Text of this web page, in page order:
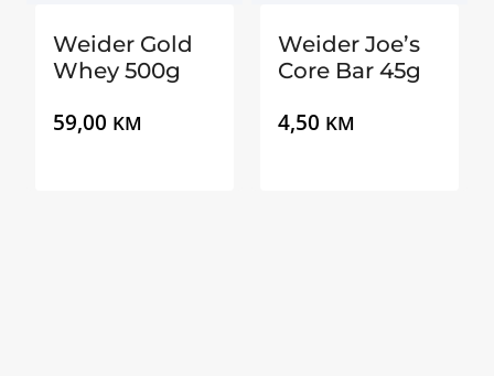
Weider Gold
Whey 500g
59,00 KM
Weider Joe’s
Core Bar 45g
4,50 KM